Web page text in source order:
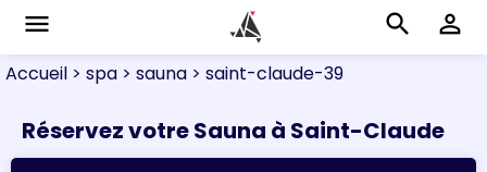
menu search perm_identity
Accueil > spa > sauna > saint-claude-39
Réservez votre Sauna à Saint-Claude